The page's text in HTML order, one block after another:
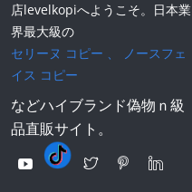
店levelkopiへようこそ。日本業
界最大級の
セリーヌ コピー 、
ノースフェ
イス コピー
などハイブランド偽物ｎ級
品直販サイト。